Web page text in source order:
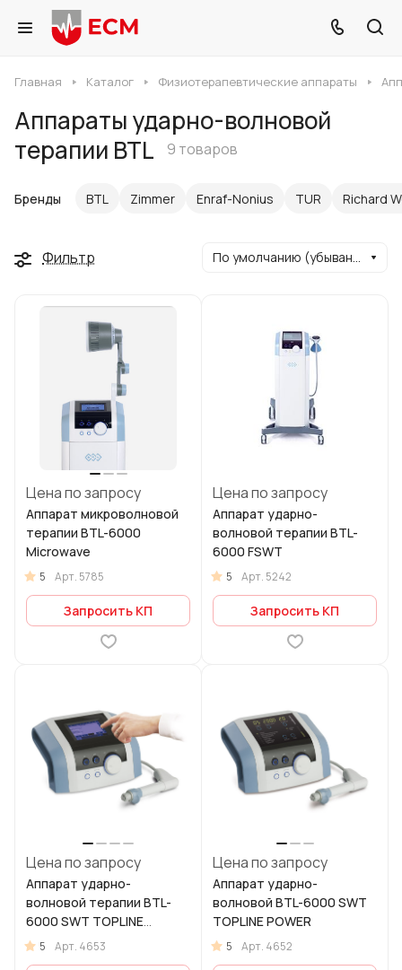
Главная Каталог Физиотерапевтические аппараты
Аппараты ударно-волновой
терапии BTL
9 товаров
Бренды BTL Zimmer Enraf-Nonius TUR Richard
Фильтр По умолчанию (убывание)
Цена по запросу
Аппарат микроволновой
терапии BTL-6000
Microwave
5 Арт. 5785
Запросить КП
Цена по запросу
Аппарат ударно-
волновой терапии BTL-
6000 FSWT
5 Арт. 5242
Запросить КП
Цена по запросу
Аппарат ударно-
волновой терапии BTL-
6000 SWT TOPLINE
POWER ANDROLOGY
5 Арт. 4653
Цена по запросу
Аппарат ударно-
волновой BTL-6000 SWT
TOPLINE POWER
5 Арт. 4652